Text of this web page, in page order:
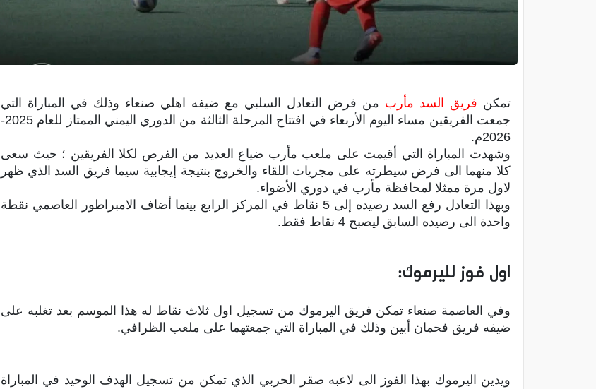
تمكن فريق السد مأرب من فرض التعادل السلبي مع ضيفه اهلي صنعاء وذلك في المباراة التي
جمعت الفريقين مساء اليوم الأربعاء في افتتاح المرحلة الثالثة من الدوري اليمني الممتاز للعام 2025-
2026م.
وشهدت المباراة التي أقيمت على ملعب مأرب ضياع العديد من الفرص لكلا الفريقين ؛ حيث سعى
كلا منهما الى فرض سيطرته على مجريات اللقاء والخروج بنتيجة إيجابية سيما فريق السد الذي ظهر
لاول مرة ممثلا لمحافظة مأرب في دوري الأضواء.
وبهذا التعادل رفع السد رصيده إلى 5 نقاط في المركز الرابع بينما أضاف الامبراطور العاصمي نقطة
واحدة الى رصيده السابق ليصبح 4 نقاط فقط.
اول فوز لليرموك:
وفي العاصمة صنعاء تمكن فريق اليرموك من تسجيل اول ثلاث نقاط له هذا الموسم بعد تغلبه على
ضيفه فريق فحمان أبين وذلك في المباراة التي جمعتهما على ملعب الظرافي.
ويدين اليرموك بهذا الفوز الى لاعبه صقر الحربي الذي تمكن من تسجيل الهدف الوحيد في المباراة